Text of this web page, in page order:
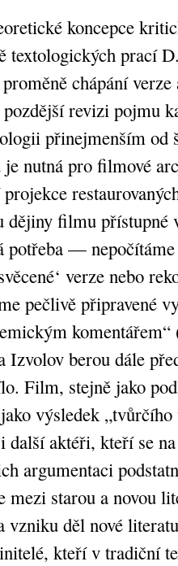
koncepce
textologických prací
chápání
revizi pojmu
přinejmenším od
nutná pro filmové
dějiny filmu přístupné
potřeba —
verze nebo
pečlivě připravené
Izvolov berou dále
Film, stejně jako
výsledek „tvůrčího
další aktéři, kteří se
argumentaci
mezi starou a novou
děl nové
kteří v tradiční